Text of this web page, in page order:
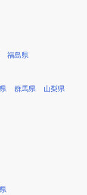
福島県
群馬県 山梨県